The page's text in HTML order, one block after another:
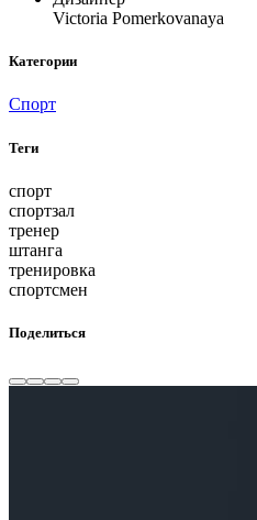
Victoria Pomerkovanaya
Категории
Спорт
Теги
спорт
спортзал
тренер
штанга
тренировка
спортсмен
Поделиться